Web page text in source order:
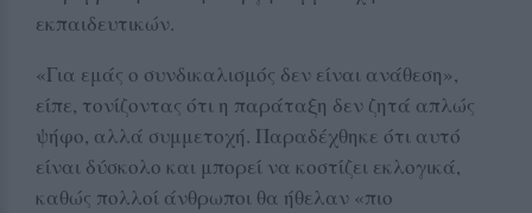
εκπαιδευτικών.
«Για εμάς ο συνδικαλισμός δεν είναι ανάθεση»,
είπε, τονίζοντας ότι η παράταξη δεν ζητά απλώς
ψήφο, αλλά συμμετοχή. Παραδέχθηκε ότι αυτό
είναι δύσκολο και μπορεί να κοστίζει εκλογικά,
καθώς πολλοί άνθρωποι θα ήθελαν «πιο